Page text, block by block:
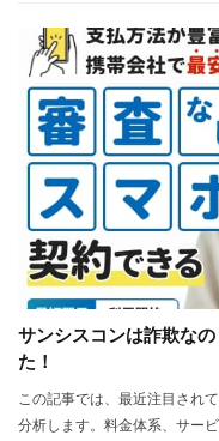
サンシスコンは詐欺な
た！
この記事では、最近注目され
分析します。料金体系、サー